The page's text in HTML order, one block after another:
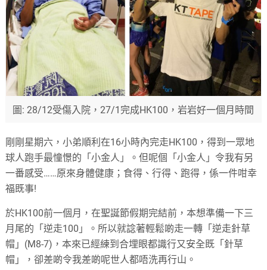
圖: 28/12受傷入院，27/1完成HK100，岩岩好一個月時間
剛剛星期六，小弟順利在16小時內完走HK100，得到一眾地
球人跑手最憧憬的「小金人」。但呢個「小金人」令我有另
一番感受……原來身體健康；食得、行得、跑得，係一件咁幸
福既事!
於HK100前一個月，在聖誕節假期完結前，本想準備一下三
月尾的「逆走100」。所以就諗著輕鬆啲走一轉「逆走針草
帽」(M8-7)，本來已經練到合埋眼都識行又安全既「針草
帽」，卻差啲令我差啲呢世人都唔洗再行山。